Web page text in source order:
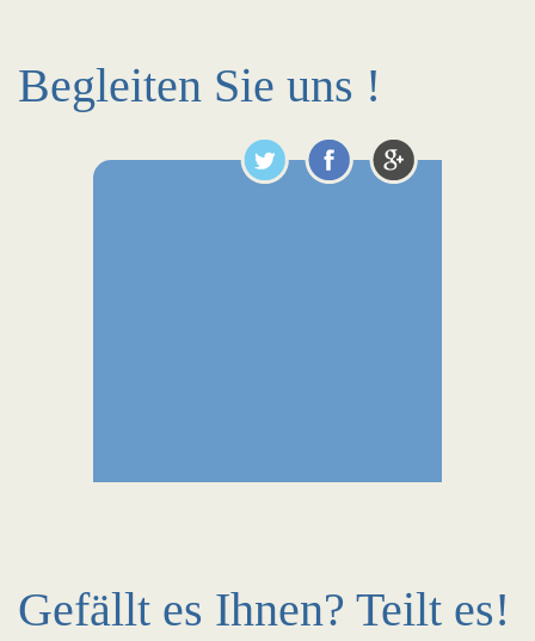
Begleiten Sie uns !
Gefällt es Ihnen? Teilt es!